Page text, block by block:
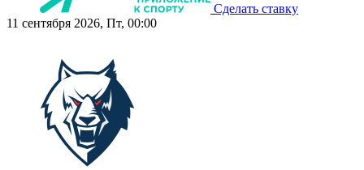
Сделать ставку
11 сентября 2026, Пт, 00:00